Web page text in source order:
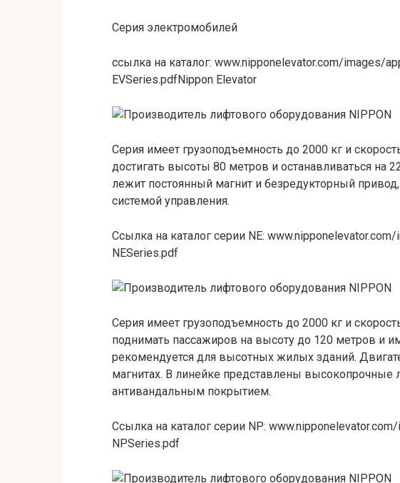
Серия электромобилей
ссылка на каталог: www.nipponelevator.com/images/
EVSeries.pdfNippon Elevator
Серия имеет грузоподъемность до 2000 кг и
достигать высоты 80 метров и останавливаться на
лежит постоянный магнит и безредукторный
системой управления.
Ссылка на каталог серии NE:
NESeries.pdf
Серия имеет грузоподъемность до 2000 кг и
поднимать пассажиров на высоту до 120 метров и
рекомендуется для высотных жилых зданий.
магнитах. В линейке представлены
антивандальным покрытием.
Ссылка на каталог серии NP:
NPSeries.pdf